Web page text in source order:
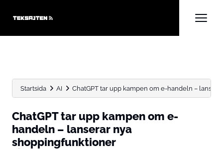
Startsida AI ChatGPT tar upp kampen om e-handeln –
ChatGPT tar upp kampen om e-
handeln – lanserar nya
shoppingfunktioner